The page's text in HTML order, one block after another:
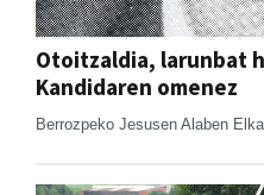
Otoitzaldia, larunbat
Kandidaren omenez
Berrozpeko Jesusen Alaben